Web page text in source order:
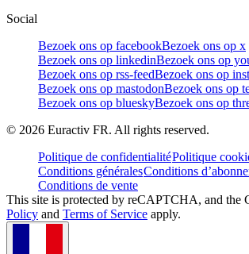
Social
Bezoek ons op facebookBezoek ons op x
Bezoek ons op linkedinBezoek ons op
Bezoek ons op rss-feedBezoek ons op
Bezoek ons op mastodonBezoek ons op
Bezoek ons op blueskyBezoek ons op
© 2026 Euractiv FR. All rights reserved.
Politique de confidentialitéPolitique
Conditions généralesConditions
Conditions de vente
This site is protected by reCAPTCHA, and the
Policy and Terms of Service apply.